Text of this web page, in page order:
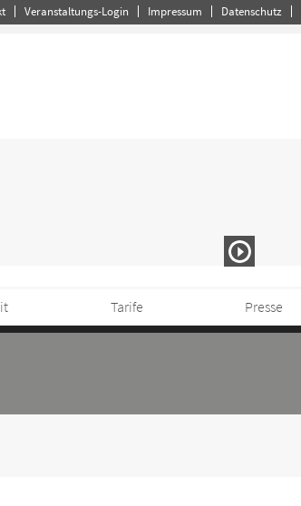
Veranstaltungs-Login Impressum Datenschutz
Tarife Presse